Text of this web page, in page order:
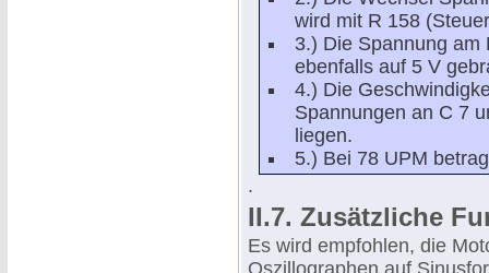
wird mit R 158
3.) Die Spannung am
ebenfalls auf 5 V
4.) Die
Spannungen an C 7
liegen.
5.) Bei 78 UPM
.
II.7. Zusätzliche
Es wird empfohlen, die
Oszillographen auf